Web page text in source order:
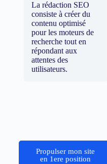
La rédaction SEO
consiste à créer du
contenu optimisé
pour les moteurs de
recherche tout en
répondant aux
attentes des
utilisateurs.
Propulser mon site
en 1ere position